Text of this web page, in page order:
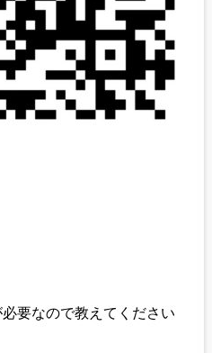
要なので教えてください